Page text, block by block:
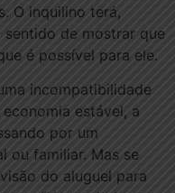
O inquilino terá,
de mostrar que
é possível para ele.
incompatibilidade
estável, a
por um
ou familiar. Mas se
do aluguel para